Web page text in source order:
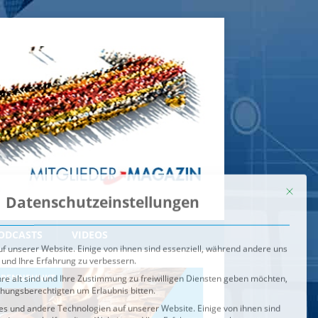
VIDEOS
IM BRENNPUNKT
unserer Website. Einige von ihnen sind essenziell, während andere uns
Ihre Erfahrung zu verbessern.
alt sind und Ihre Zustimmung zu freiwilligen Diensten geben möchten,
um Erlaubnis bitten.
und andere Technologien auf unserer Website. Einige von ihnen sind
uns helfen, diese Website und Ihre Erfahrung zu verbessern.
können verarbeitet werden (z. B. IP-Adressen), z. B. für
und Inhalte oder Anzeigen- und Inhaltsmessung.
Verwendung Ihrer Daten finden Sie in unserer
jederzeit unterEinstellungenwiderrufen oder anpassen.
Service-Gruppen, für die eine Einwilligung erteilt werden
Speichern
Alle akzeptieren